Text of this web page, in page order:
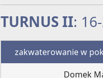
TURNUS II:
zakwaterowanie w
Domek